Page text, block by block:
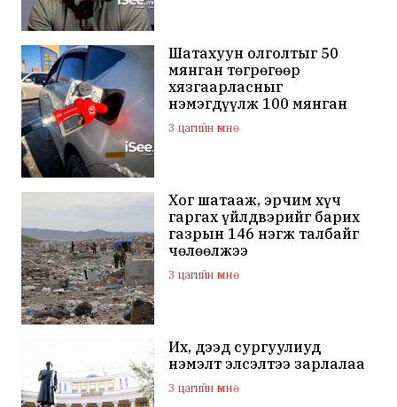
Шатахуун олголтыг 50
мянган төгрөгөөр
хязгаарласныг
нэмэгдүүлж 100 мянган
төгрөгт хүргэхээр судалж
байна
3 цагийн өмнө
Хог шатааж, эрчим хүч
гаргах үйлдвэрийг барих
газрын 146 нэгж талбайг
чөлөөлжээ
3 цагийн өмнө
Их, дээд сургуулиуд
нэмэлт элсэлтээ зарлалаа
3 цагийн өмнө